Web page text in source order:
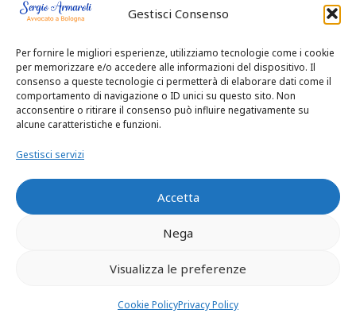
Gestisci Consenso
Per fornire le migliori esperienze, utilizziamo tecnologie come i cookie
per memorizzare e/o accedere alle informazioni del dispositivo. Il
consenso a queste tecnologie ci permetterà di elaborare dati come il
comportamento di navigazione o ID unici su questo sito. Non
acconsentire o ritirare il consenso può influire negativamente su
alcune caratteristiche e funzioni.
Gestisci servizi
Accetta
Nega
Visualizza le preferenze
Cookie PolicyPrivacy Policy
sentenza n. 6032
del 14 novembre
1981)
per la divisione
confronti del
coerede, il giudicato